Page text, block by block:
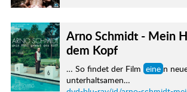
Arno Schmidt - Mein
dem Kopf
… So findet der Film eine n
unterhaltsamen…